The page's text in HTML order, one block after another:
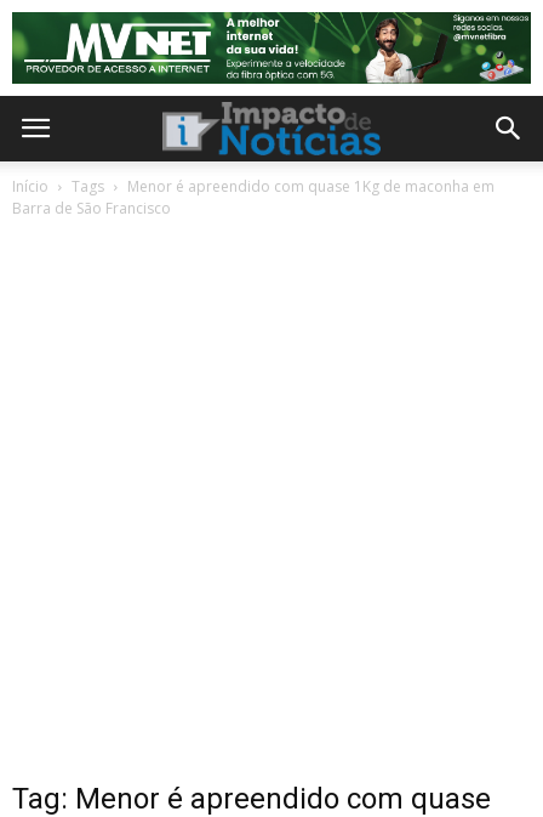
Início Tags
Menor é apreendido com quase 1Kg de maconha em
Barra de São Francisco
Tag: Menor é apreendido com quase